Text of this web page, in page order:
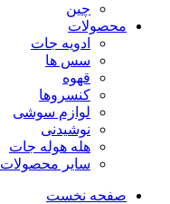
چین
محصولات
ادویه جات
سس ها
قهوه
کنسروها
لوازم سوشی
نوشیدنی
هله هوله جات
سایر محصولات
صفحه نخست